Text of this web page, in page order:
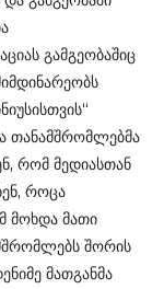
გამგეობაშიც
თანამშრომლებმა
რომ მედიასთან
როცა
მოხდა მათი
შორის
მათგანმა